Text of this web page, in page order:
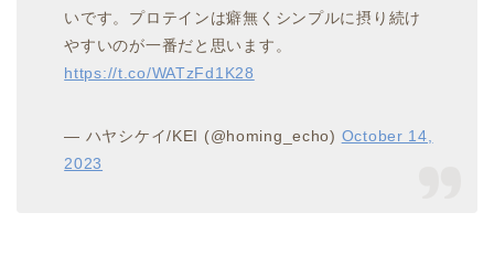
いです。プロテインは癖無くシンプルに摂り続け
やすいのが一番だと思います。
https://t.co/WATzFd1K28
— ハヤシケイ/KEI (@homing_echo) October 14,
2023